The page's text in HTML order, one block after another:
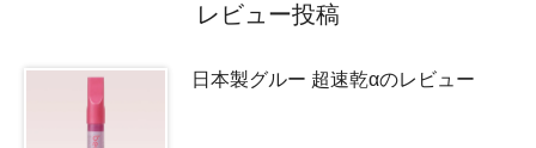
レビュー投稿
日本製グルー 超速乾αのレビュー